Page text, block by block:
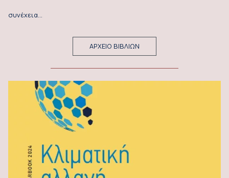
συνέχεια…
ΑΡΧΕΙΟ ΒΙΒΛΙΩΝ